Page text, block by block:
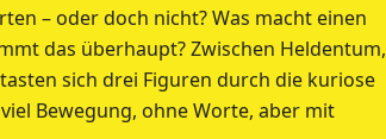
– oder doch nicht? Was macht einen
das überhaupt? Zwischen Heldentum,
sich drei Figuren durch die kuriose
Bewegung, ohne Worte, aber mit